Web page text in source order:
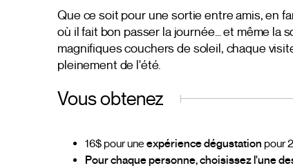
Que ce soit pour une sortie entre amis, en
où il fait bon passer la journée… et même la
magnifiques couchers de soleil, chaque
pleinement de l'été.
Vous obtenez
16$ pour uneexpérience dégustation pour
Pour chaque personne, choisissez l'une